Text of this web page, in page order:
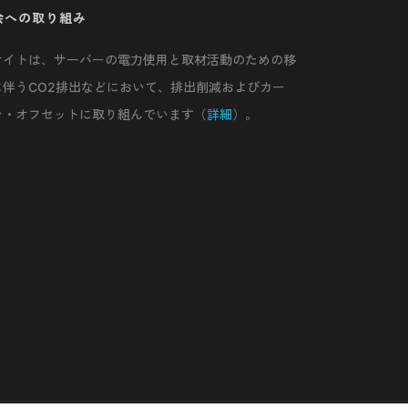
への取り組み
イトは、サーバーの電力使用と取材活動のための移
うCO2排出などにおいて、排出削減およびカー
・オフセットに取り組んでいます（詳細）。